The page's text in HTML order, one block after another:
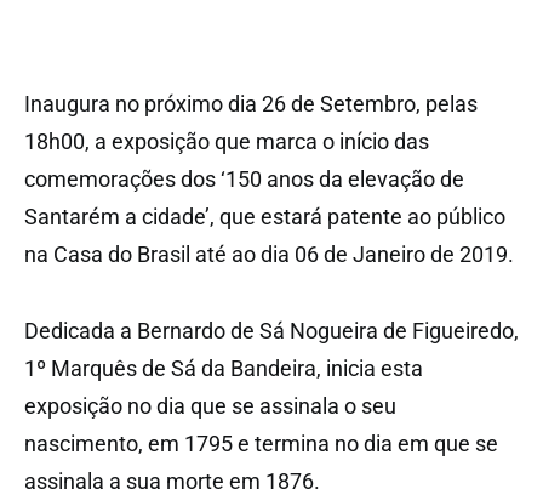
Inaugura no próximo dia 26 de Setembro, pelas
18h00, a exposição que marca o início das
comemorações dos ‘150 anos da elevação de
Santarém a cidade’, que estará patente ao público
na Casa do Brasil até ao dia 06 de Janeiro de 2019.
Dedicada a Bernardo de Sá Nogueira de Figueiredo,
1º Marquês de Sá da Bandeira, inicia esta
exposição no dia que se assinala o seu
nascimento, em 1795 e termina no dia em que se
assinala a sua morte em 1876.